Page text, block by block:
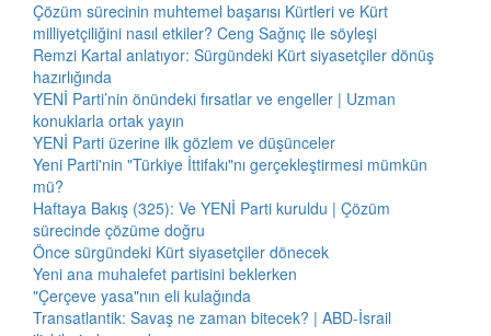
Çözüm sürecinin muhtemel başarısı Kürtleri ve Kürt
milliyetçiliğini nasıl etkiler? Ceng Sağnıç ile söyleşi
Remzi Kartal anlatıyor: Sürgündeki Kürt siyasetçiler dönüş
hazırlığında
YENİ Parti’nin önündeki fırsatlar ve engeller | Uzman
konuklarla ortak yayın
YENİ Parti üzerine ilk gözlem ve düşünceler
Yeni Parti'nin "Türkiye İttifakı"nı gerçekleştirmesi mümkün
mü?
Haftaya Bakış (325): Ve YENİ Parti kuruldu | Çözüm
sürecinde çözüme doğru
Önce sürgündeki Kürt siyasetçiler dönecek
Yeni ana muhalefet partisini beklerken
"Çerçeve yasa"nın eli kulağında
Transatlantik: Savaş ne zaman bitecek? | ABD-İsrail